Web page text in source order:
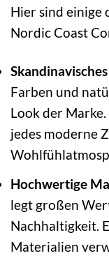
Hier sind einige
Nordic Coast
Farben und
Look der
jedes moderne
Hochwertige
legt großen
Nachhaltigkeit.
Materialien